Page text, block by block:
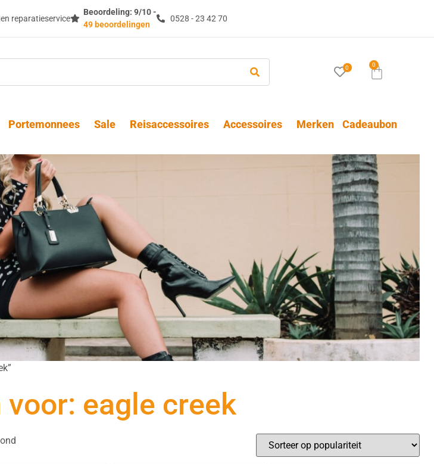
reparatieservice
Beoordeling: 9/10 -
49 beoordelingen
0528 - 23 42 70
0 0
Portemonnees Sale Reisaccessoires Accessoires Merken Cadeaubon
eagle creek